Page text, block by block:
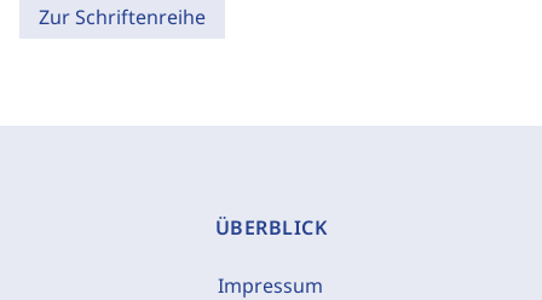
Zur Schriftenreihe
ÜBERBLICK
Impressum